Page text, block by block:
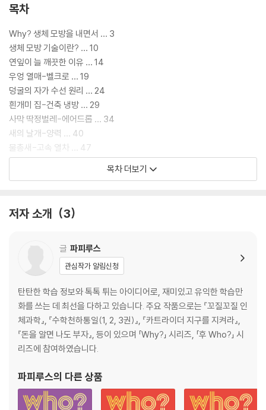
목차
Why? 생체 모방을 내면서 … 3
생체 모방 기술이란? … 10
연잎이 늘 깨끗한 이유 … 14
우엉 열매-벨크로 … 19
덩굴의 자가 수선 원리 … 24
흰개미 집-건축 냉방 … 29
사막 딱정벌레-에어드롭 … 34
새의 날개-양력 … 40
물총새-고속 열차 … 47
박쥐-초음파 … 53
앵무조개와 제트 엔진 … 93
전복 껍데기-탱크 … 105
고래와 페이스메이커 … 112
게코도마뱀 … 120
사막 도마뱀 … 128
뱀 로봇 … 136
소프트 로봇, 육지 동물 로봇 … 144
청정 기술과 생체 모방 기술의 미래 … 150
에필로그 … 156
목차 더보기
저자 소개 3
글 파피루스
관심작가 알림신청
탄탄한 학습 정보와 톡톡 튀는 아이디어로, 재미있고 유익한 학습만
화를 쓰는 데 최선을 다하고 있습니다. 주요 작품으로는 『꼬질꼬질 인
체과학』, 『수학천하통일(1, 2, 3권)』, 『카트라이더 지구를 지켜라』,
『돈을 알면 나도 부자』, 등이 있으며 「Why?」 시리즈, 「후 Who?」 시
리즈에 참여하였습니다.
파피루스의 다른 상품